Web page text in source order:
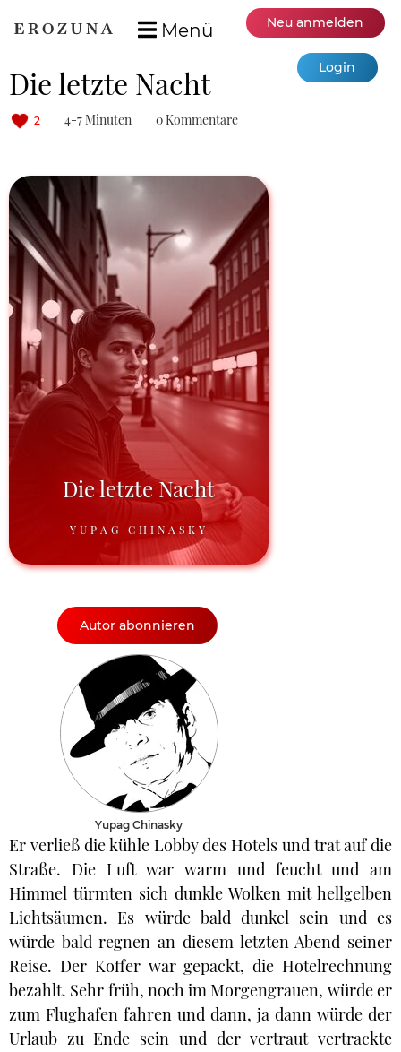
Menü Neu anmelden
Login
Die letzte Nacht
2 4-7 Minuten 0 Kommentare
Die letzte Nacht
YUPAG CHINASKY
Autor abonnieren
Yupag Chinasky
Er verließ die kühle Lobby des Hotels und trat auf die
Straße. Die Luft war warm und feucht und am
Himmel türmten sich dunkle Wolken mit hellgelben
Lichtsäumen. Es würde bald dunkel sein und es
würde bald regnen an diesem letzten Abend seiner
Reise. Der Koffer war gepackt, die Hotelrechnung
bezahlt. Sehr früh, noch im Morgengrauen, würde er
zum Flughafen fahren und dann, ja dann würde der
Urlaub zu Ende sein und der vertraut vertrackte